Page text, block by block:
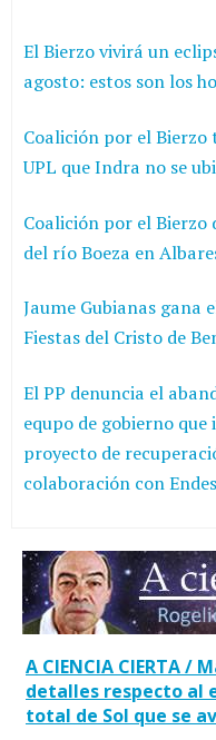
El Bierzo vivirá un
agosto: estos son los
Coalición por el Bierzo
UPL que Indra no se
Coalición por el Bierzo
del río Boeza en
Jaume Gubianas gana
Fiestas del Cristo de
El PP denuncia el
equpo de gobierno
proyecto de
colaboración con
A CIENCIA CIERTA /
detalles respecto al
total de Sol que se